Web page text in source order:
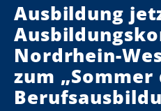
Ausbildung
Nordrhein-
zum „Sommer